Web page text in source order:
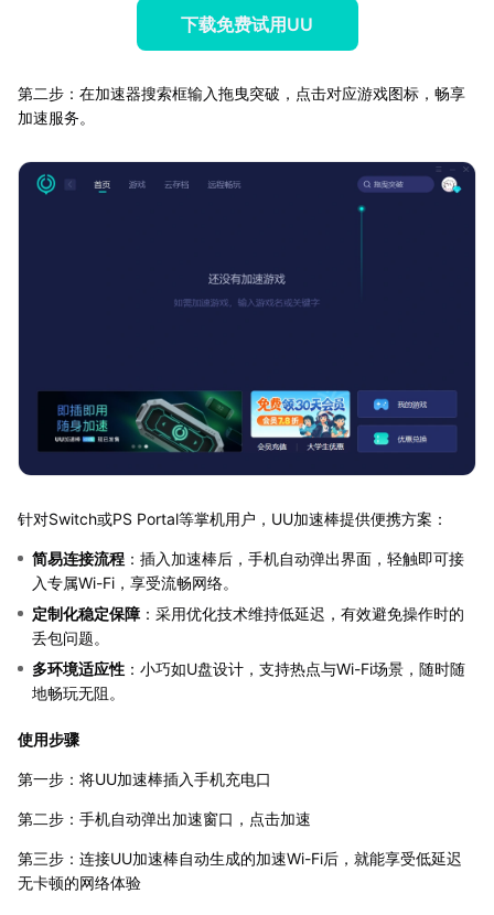
下载免费试用UU
第二步：在加速器搜索框输入拖曳突破，点击对应游戏图标，畅享
加速服务。
针对Switch或PS Portal等掌机用户，UU加速棒提供便携方案：
简易连接流程 ：插入加速棒后，手机自动弹出界面，轻触即可接
入专属Wi-Fi，享受流畅网络。
定制化稳定保障 ：采用优化技术维持低延迟，有效避免操作时的
丢包问题。
多环境适应性 ：小巧如U盘设计，支持热点与Wi-Fi场景，随时随
地畅玩无阻。
使用步骤
第一步：将UU加速棒插入手机充电口
第二步：手机自动弹出加速窗口，点击加速
第三步：连接UU加速棒自动生成的加速Wi-Fi后，就能享受低延迟
无卡顿的网络体验